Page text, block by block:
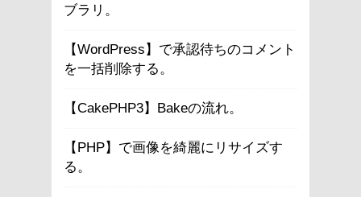
ブラリ。
【WordPress】で承認待ちのコメント
を一括削除する。
【CakePHP3】Bakeの流れ。
【PHP】で画像を綺麗にリサイズす
る。